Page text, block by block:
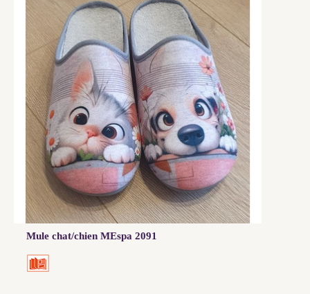
Mule chat/chien MEspa 2091